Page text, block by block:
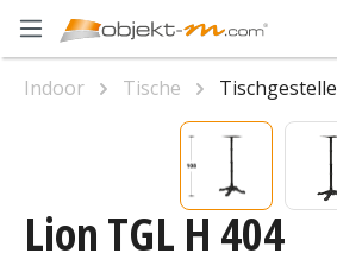
Zum Hauptinhalt springen
Lion TGL H 404
Indoor Tische
Tischgestelle
Bildergalerie überspringen